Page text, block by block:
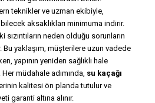
teknikler ve uzman ekibiyle,
aksaklıkları minimuma indirir.
sızıntıların neden olduğu sorunların
Bu yaklaşım, müşterilere uzun vadede
yapının yeniden sağlıklı hale
müdahale adımında, su kaçağı
kalitesi ön planda tutulur ve
garanti altına alınır.